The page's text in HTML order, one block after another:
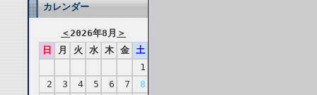
カレンダー
＜2026年8月 ＞
日
月 火 水 木 金
土
1
2
3 4 5 6 7
8